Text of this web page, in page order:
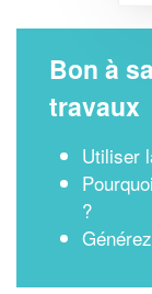
Bon à
travaux
Utiliser
?